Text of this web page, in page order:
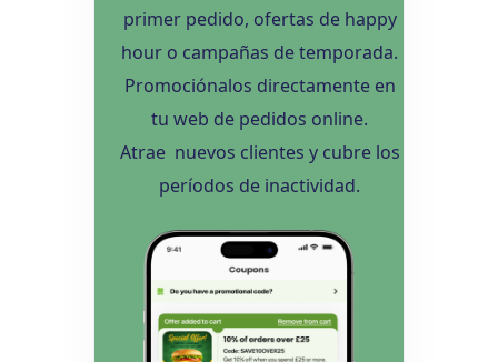
primer pedido, ofertas de happy
hour o campañas de temporada.
Promociónalos directamente en
tu web de pedidos online.
Atrae nuevos clientes y cubre los
períodos de inactividad.